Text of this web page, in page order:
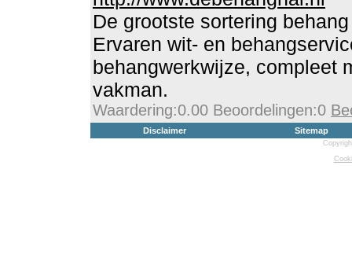
De grootste sortering
Ervaren wit- en
behangwerkwijze, compleet
vakman.
Waardering:0.00 Beoordelingen:0
Disclaimer Sitemap